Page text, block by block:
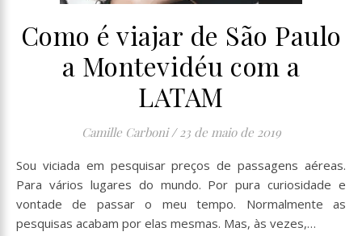
Como é viajar de São Paulo
a Montevidéu com a
LATAM
Camille Carboni / 23 de maio de 2019
Sou viciada em pesquisar preços de passagens aéreas.
Para vários lugares do mundo. Por pura curiosidade e
vontade de passar o meu tempo. Normalmente as
pesquisas acabam por elas mesmas. Mas, às vezes,…